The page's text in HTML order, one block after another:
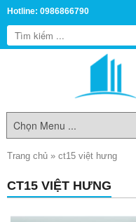
Hotline: 0986866790
Trang chủ » ct15 việt hưng
CT15 VIỆT HƯNG